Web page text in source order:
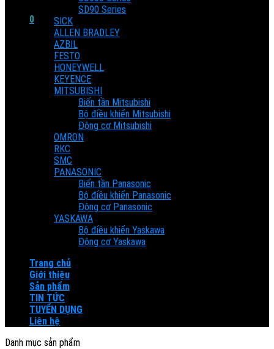
0
No products in the cart.
SD90 Series
SICK
ALLEN BRADLEY
AZBIL
FESTO
HONEYWELL
KEYENCE
MITSUBISHI
Biến tần Mitsubishi
Bộ điều khiển Mitsubishi
Động cơ Mitsubishi
OMRON
RKC
SMC
PANASONIC
Biến tần Panasonic
Bộ điều khiển Panasonic
Động cơ Panasonic
YASKAWA
Bộ điều khiển Yaskawa
Động cơ Yaskawa
Trang chủ
Giới thiệu
Sản phẩm
TIN TỨC
TUYỂN DỤNG
Liên hệ
Danh mục sản phẩm